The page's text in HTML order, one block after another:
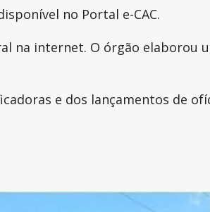
no Portal e-CAC.
na internet. O órgão elaborou
e dos lançamentos de